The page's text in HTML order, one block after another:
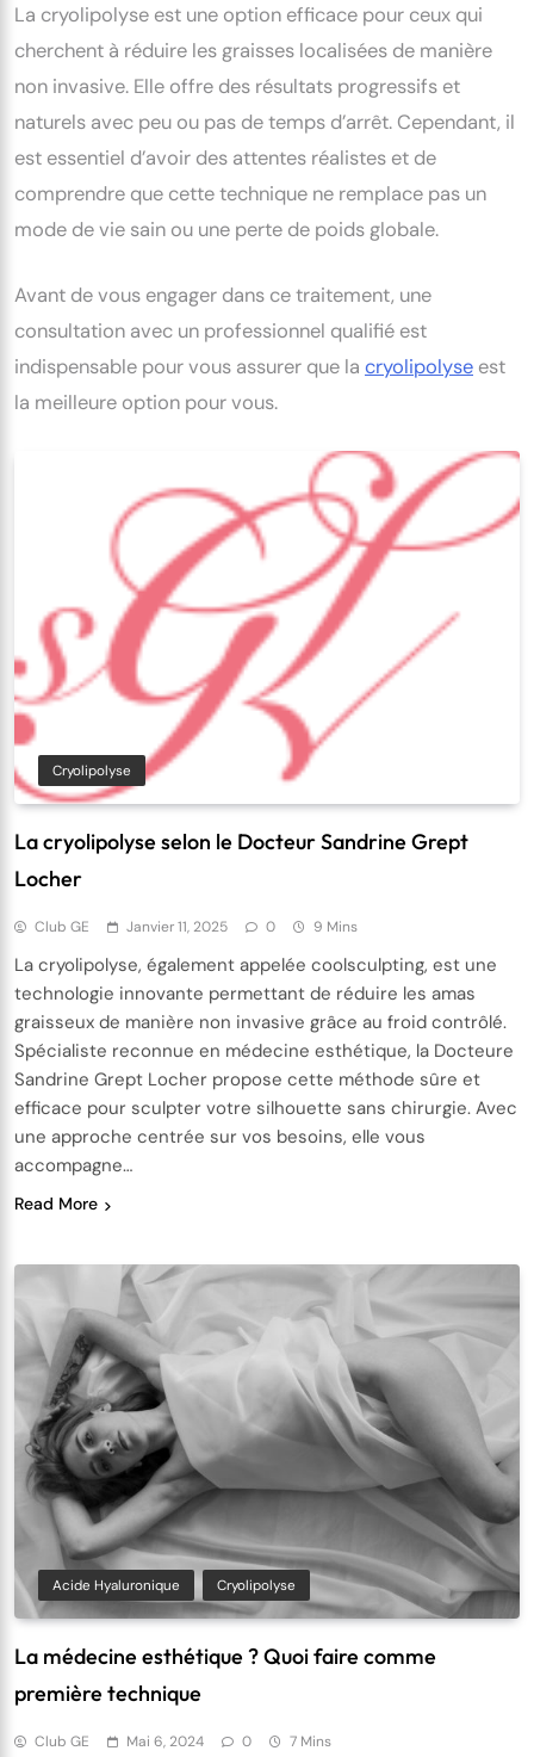
La cryolipolyse est une option efficace pour ceux qui
cherchent à réduire les graisses localisées de manière
non invasive. Elle offre des résultats progressifs et
naturels avec peu ou pas de temps d’arrêt. Cependant, il
est essentiel d’avoir des attentes réalistes et de
comprendre que cette technique ne remplace pas un
mode de vie sain ou une perte de poids globale.
Avant de vous engager dans ce traitement, une
consultation avec un professionnel qualifié est
indispensable pour vous assurer que la cryolipolyse est
la meilleure option pour vous.
Cryolipolyse
La cryolipolyse selon le Docteur Sandrine Grept
Locher
Club GE Janvier 11, 2025 0 9 Mins
La cryolipolyse, également appelée coolsculpting, est une
technologie innovante permettant de réduire les amas
graisseux de manière non invasive grâce au froid contrôlé.
Spécialiste reconnue en médecine esthétique, la Docteure
Sandrine Grept Locher propose cette méthode sûre et
efficace pour sculpter votre silhouette sans chirurgie. Avec
une approche centrée sur vos besoins, elle vous
accompagne…
Read More
Acide Hyaluronique Cryolipolyse
La médecine esthétique ? Quoi faire comme
première technique
Club GE Mai 6, 2024 0 7 Mins